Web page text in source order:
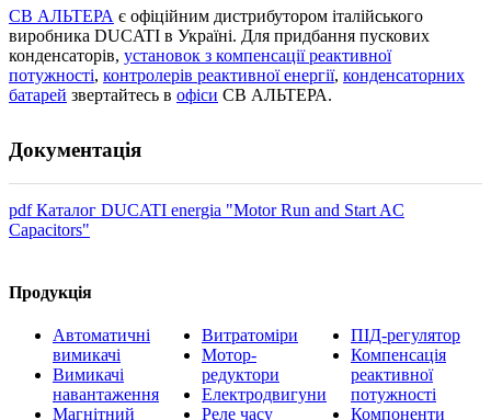
СВ АЛЬТЕРА є офіційним дистрибутором італійського
виробника DUCATI в Україні. Для придбання пускових
конденсаторів, установок з компенсації реактивної
потужності, контролерів реактивної енергії, конденсаторних
батарей звертайтесь в офіси СВ АЛЬТЕРА.
Документація
pdfКаталог DUCATI energia "Motor Run and Start AC
Capacitors"
Продукція
Автоматичні
вимикачі
Вимикачі
навантаження
Магнітний
Витратоміри
Мотор-
редуктори
Електродвигуни
Реле часу
ПІД-регулятор
Компенсація
реактивної
потужності
Компоненти